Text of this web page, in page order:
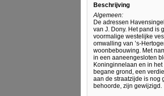
Beschrijving
Algemeen:
De adressen
van J. Dony. Het pand is
voormalige westelijke
omwalling van ’s-
woonbebouwing. Met
in een aaneengesloten
Koninginnelaan en in
begane grond, een
aan de straatzijde is nog
behoorde, zijn gewijzigd.